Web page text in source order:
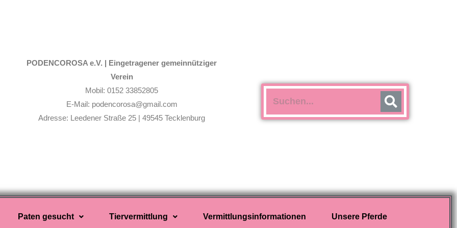
PODENCOROSA e.V. | Eingetragener gemeinnütziger
Verein
Mobil: 0152 33852805
E-Mail: podencorosa@gmail.com
Adresse: Leedener Straße 25 | 49545 Tecklenburg
Paten gesucht Tiervermittlung Vermittlungsinformationen Unsere Pferde